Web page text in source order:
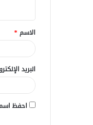
ق
*
الاسم *
البريد
احفظ